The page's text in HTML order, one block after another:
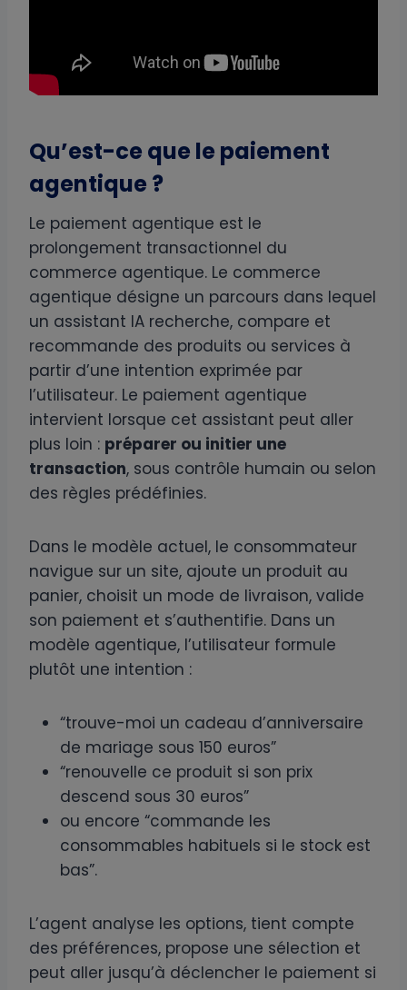
Qu’est-ce que le paiement
agentique ?
Le paiement agentique est le
prolongement transactionnel du
commerce agentique. Le commerce
agentique désigne un parcours dans lequel
un assistant IA recherche, compare et
recommande des produits ou services à
partir d’une intention exprimée par
l’utilisateur. Le paiement agentique
intervient lorsque cet assistant peut aller
plus loin : préparer ou initier une
transaction, sous contrôle humain ou selon
des règles prédéfinies.
Dans le modèle actuel, le consommateur
navigue sur un site, ajoute un produit au
panier, choisit un mode de livraison, valide
son paiement et s’authentifie. Dans un
modèle agentique, l’utilisateur formule
plutôt une intention :
“trouve-moi un cadeau d’anniversaire
de mariage sous 150 euros”
“renouvelle ce produit si son prix
descend sous 30 euros”
ou encore “commande les
consommables habituels si le stock est
bas”.
L’agent analyse les options, tient compte
des préférences, propose une sélection et
peut aller jusqu’à déclencher le paiement si